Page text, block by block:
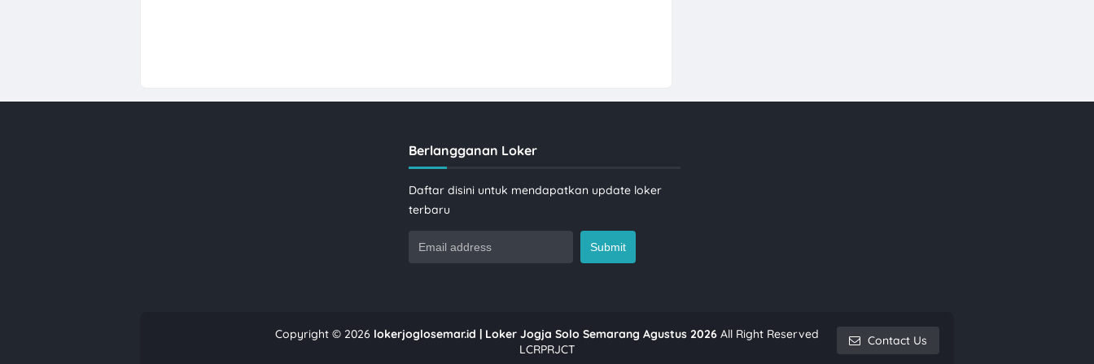
Berlangganan Loker
Daftar disini untuk mendapatkan update loker
terbaru
Copyright © 2026 lokerjoglosemar.id | Loker Jogja Solo Semarang Agustus 2026 All Right Reserved
LCRPRJCT
Contact Us